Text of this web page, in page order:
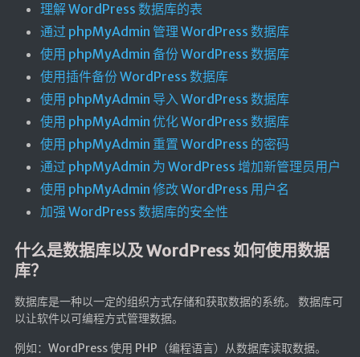
理解 WordPress 数据库的表
通过 phpMyAdmin 管理 WordPress 数据库
使用 phpMyAdmin 备份 WordPress 数据库
使用插件备份 WordPress 数据库
使用 phpMyAdmin 导入 WordPress 数据库
使用 phpMyAdmin 优化 WordPress 数据库
使用 phpMyAdmin 重置 WordPress 的密码
通过 phpMyAdmin 为 WordPress 增加新管理员用户
使用 phpMyAdmin 修改 WordPress 用户名
加强 WordPress 数据库的安全性
什么是数据库以及 WordPress 如何使用数据
库？
数据库是一种以一定的组织方式存储和获取数据的系统。 数据库可
以让软件以可编程方式管理数据。
例如：WordPress 使用 PHP（编程语言）从数据库读取数据。
Google访问助手
🎬在线影视
影视导航
星视界
影视无广告
在线影视备用
在线影视 备用1
在线影视 备用2
在线影视新增
在线影视(失效)